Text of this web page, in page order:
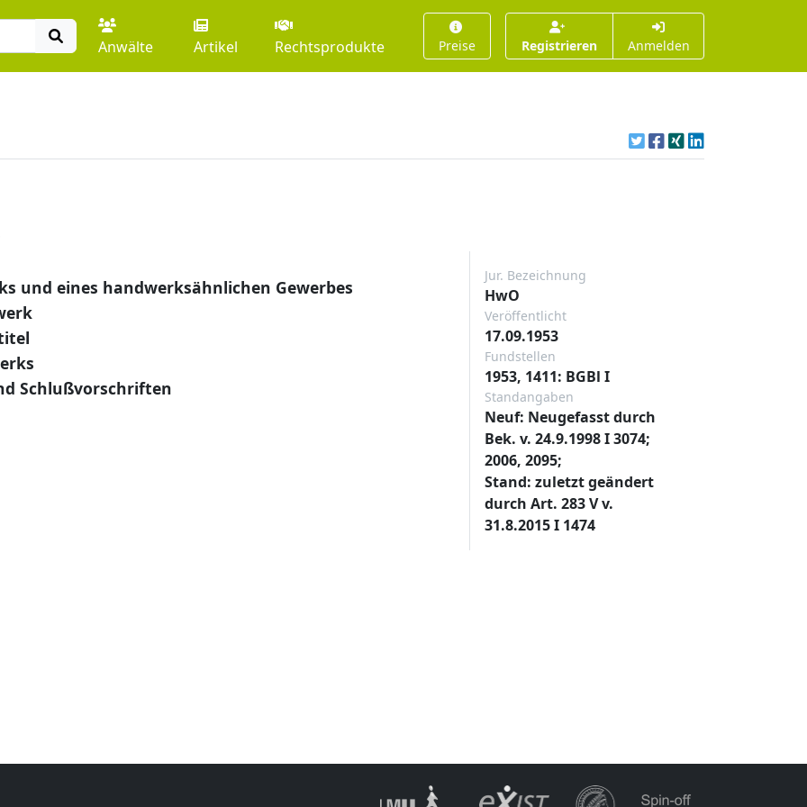
Anwälte Artikel Rechtsprodukte Preise Registrieren Anmelden
und eines handwerksähnlichen Gewerbes
Schlußvorschriften
Jur. Bezeichnung
HwO
Veröffentlicht
17.09.1953
Fundstellen
1953, 1411: BGBl I
Standangaben
Neuf: Neugefasst durch
Bek. v. 24.9.1998 I 3074;
2006, 2095;
Stand: zuletzt geändert
durch Art. 283 V v.
31.8.2015 I 1474